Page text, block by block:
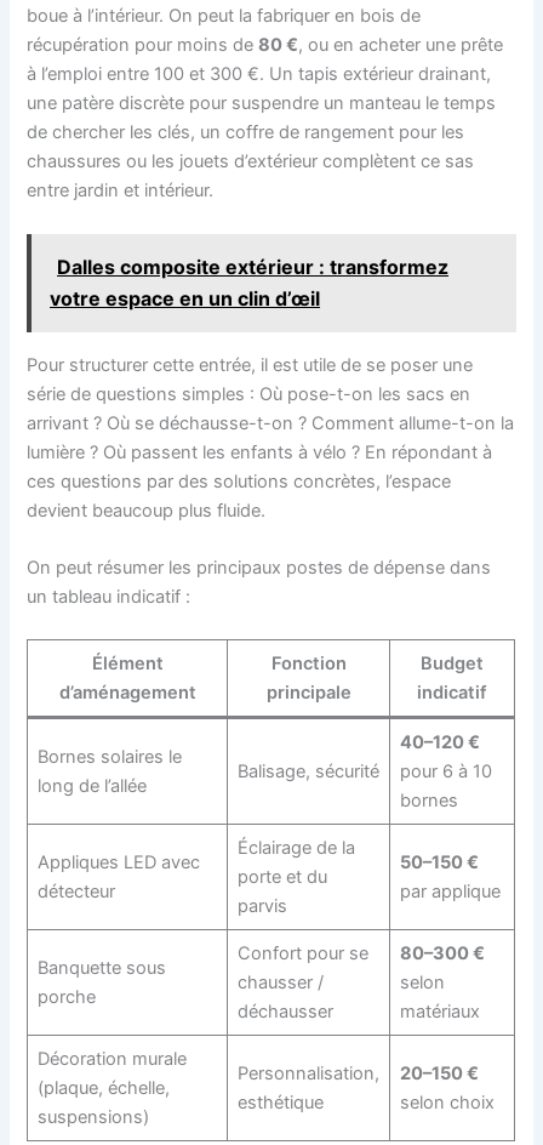
boue à l’intérieur. On peut la fabriquer en bois de
récupération pour moins de80 €, ou en acheter une prête
à l’emploi entre 100 et 300 €. Un tapis extérieur drainant,
une patère discrète pour suspendre un manteau le temps
de chercher les clés, un coffre de rangement pour les
chaussures ou les jouets d’extérieur complètent ce sas
entre jardin et intérieur.
Dalles composite extérieur : transformez
votre espace en un clin d’œil
Pour structurer cette entrée, il est utile de se poser une
série de questions simples : Où pose-t-on les sacs en
arrivant ? Où se déchausse-t-on ? Comment allume-t-on la
lumière ? Où passent les enfants à vélo ? En répondant à
ces questions par des solutions concrètes, l’espace
devient beaucoup plus fluide.
On peut résumer les principaux postes de dépense dans
un tableau indicatif :
Élément
d’aménagement
Fonction
principale
Budget
indicatif
Bornes solaires le
long de l’allée
Balisage, sécurité
40–120 €
pour 6 à 10
bornes
Appliques LED avec
détecteur
Éclairage de la
porte et du
parvis
50–150 €
par applique
Banquette sous
porche
Confort pour se
chausser /
déchausser
80–300 €
selon
matériaux
Décoration murale
(plaque, échelle,
suspensions)
Personnalisation,
esthétique
20–150 €
selon choix